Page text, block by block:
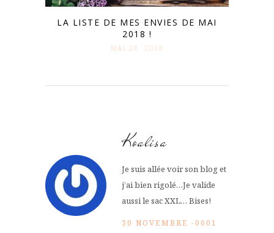
LA LISTE DE MES ENVIES DE MAI
2018 !
MAI 28. 2018
Koalisa
Je suis allée voir son blog et
j’ai bien rigolé…Je valide
aussi le sac XXL… Bises!
30 NOVEMBRE -0001